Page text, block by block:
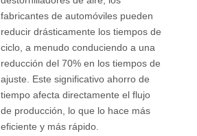
fabricantes de automóviles pueden
reducir drásticamente los tiempos de
ciclo, a menudo conduciendo a una
reducción del 70% en los tiempos de
ajuste. Este significativo ahorro de
tiempo afecta directamente el flujo
de producción, lo que lo hace más
eficiente y más rápido.